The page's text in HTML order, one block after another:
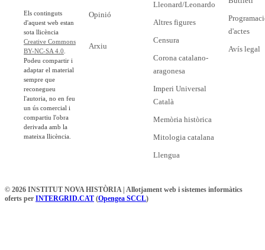
Els continguts
d'aquest web estan
sota llicència
Creative Commons
BY-NC-SA 4.0
Podeu compartir i
adaptar el material
sempre que
reconegueu
l'autoria, no en feu
un ús comercial i
compartiu l'obra
derivada amb la
mateixa llicència.
Opinió
Arxiu
Lleonard/Leonardo
Altres figures
Censura
Corona catalano-
aragonesa
Imperi Universal
Català
Memòria històrica
Mitologia catalana
Llengua
d'actes
Avís legal
© 2026 INSTITUT NOVA HISTÒRIA | Allotjament web i sistemes informàtics
oferts per INTERGRID.CAT (Opengea SCCL)